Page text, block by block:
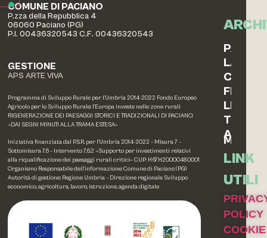
COMUNE DI PACIANO
P.zza della Repubblica 4
06060 Paciano (PG)
P.I. 00436320543 C.F. 00436320543
GESTIONE
APS ARTE VIVA
Programma di Sviluppo Rurale per l’Umbria 2014-2022 Fondo Europeo
Agricolo per lo Sviluppo Rurale: l’Europa investe nelle zone rurali
RIGENERAZIONE DEI PAESAGGI STORICI E TRADIZIONALI DI PACIANO:
«DAI SEGNI MINUTI ALLA TRAMA ESTESA»
Iniziativa finanziata dal P.S.R. per l’Umbria 2014-2022 – Misura 7 –
Sottomisura 7.6 – Intervento 7.6.2 «Supporto per investimenti relativi
alla riqualificazione dei paesaggi rurali critici» CUP: H67H20000480001
Organismo Responsabile dell’informazione: Comune di Paciano (PG)
Autorità di gestione: Regione Umbria – Direzione regionale Sviluppo
economico, agricoltura, lavoro, istruzione, agenda digitale
COTTO
FERRO
LEGNO
ALTRE
LINK
UTILI
POLICY
COOKIE